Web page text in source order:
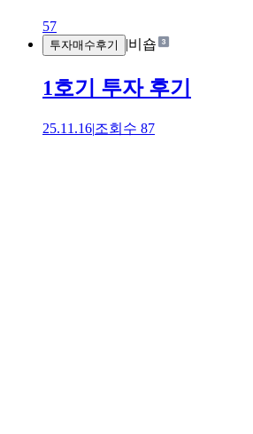
57
투자매수후기 |비숍
1호기 투자 후기
25.11.16|조회수 87